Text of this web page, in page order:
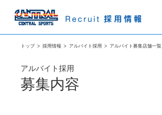
トップ > 採用情報 > アルバイト採用 > アルバイト募集店舗一覧
アルバイト採用
募集内容